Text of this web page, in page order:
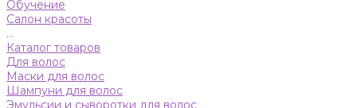
Обучение
Салон красоты
...
Каталог товаров
Для волос
Маски для волос
Шампуни для волос
Эмульсии и сыворотки для волос